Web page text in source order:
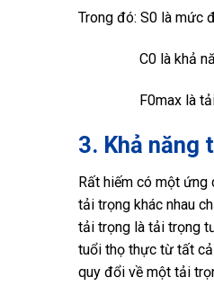
Trong đó: S0 là mức
C0 là khả năng
F0max là tải
3. Khả năng
Rất hiếm có một
tải trọng khác nhau
tải trọng là tải trọng
tuổi thọ thực từ tất
quy đổi về một tải